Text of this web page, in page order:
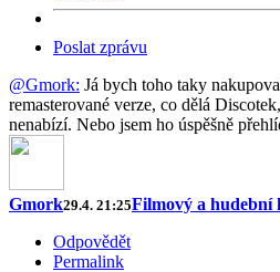
Poslat zprávu
@Gmork: Já bych toho taky
remasterované verze, co dělá
nenabízí. Nebo jsem ho úspěšně
Gmork29.4. 21:25Filmový a hudební
Odpovědět
Permalink